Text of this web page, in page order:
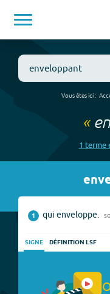
Vous êtes ici :
«
1 terme
1 qui enveloppe.
SIGNE DÉFINITION LSF